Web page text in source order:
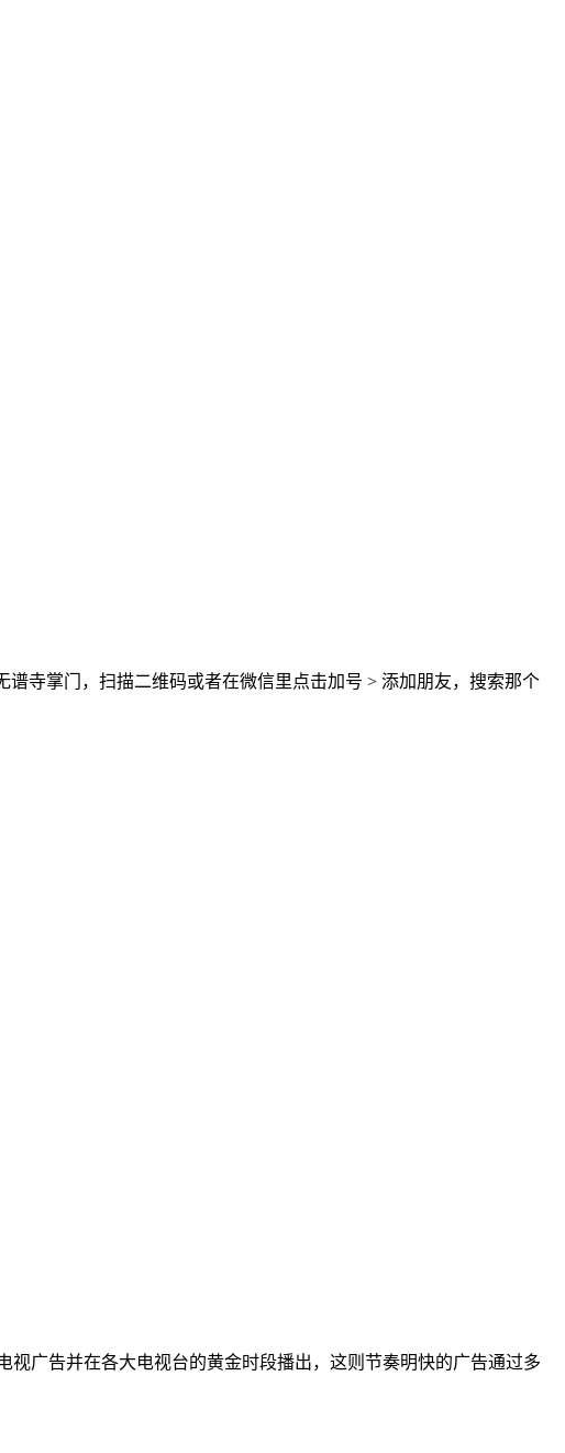
寺掌门，扫描二维码或者在微信里点击加号 > 添加朋友，搜索那个
视广告并在各大电视台的黄金时段播出，这则节奏明快的广告通过多